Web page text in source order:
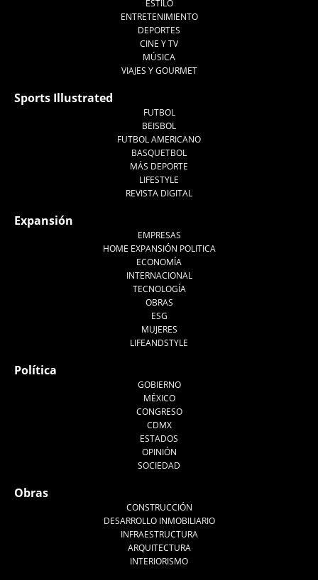
ESTILO
ENTRETENIMIENTO
DEPORTES
CINE Y TV
MÚSICA
VIAJES Y GOURMET
Sports Illustrated
FUTBOL
BEISBOL
FUTBOL AMERICANO
BASQUETBOL
MÁS DEPORTE
LIFESTYLE
REVISTA DIGITAL
Expansión
EMPRESAS
HOME EXPANSIÓN POLITICA
ECONOMÍA
INTERNACIONAL
TECNOLOGÍA
OBRAS
ESG
MUJERES
LIFEANDSTYLE
Política
GOBIERNO
MÉXICO
CONGRESO
CDMX
ESTADOS
OPINIÓN
SOCIEDAD
Obras
CONSTRUCCIÓN
DESARROLLO INMOBILIARIO
INFRAESTRUCTURA
ARQUITECTURA
INTERIORISMO